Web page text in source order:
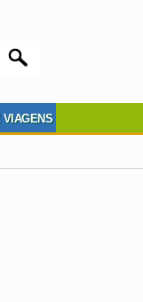
VIAGENS